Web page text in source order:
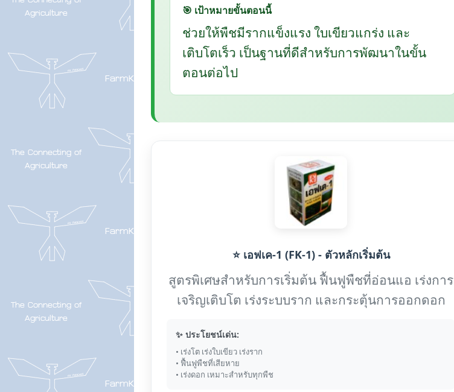
🎯 เป้าหมายขั้นตอนนี้
ช่วยให้พืชมีรากแข็งแรง ใบเขียวแกร่ง และ
เติบโตเร็ว เป็นฐานที่ดีสำหรับการพัฒนาในขั้น
ตอนต่อไป
⭐ เอฟเค-1 (FK-1) - ตัวหลักเริ่มต้น
สูตรพิเศษสำหรับการเริ่มต้น ฟื้นฟูพืชที่อ่อนแอ เร่งการ
เจริญเติบโต เร่งระบบราก และกระตุ้นการออกดอก
✨ ประโยชน์เด่น:
• เร่งโต เร่งใบเขียว เร่งราก
• ฟื้นฟูพืชที่เสียหาย
• เร่งดอก เหมาะสำหรับทุกพืช